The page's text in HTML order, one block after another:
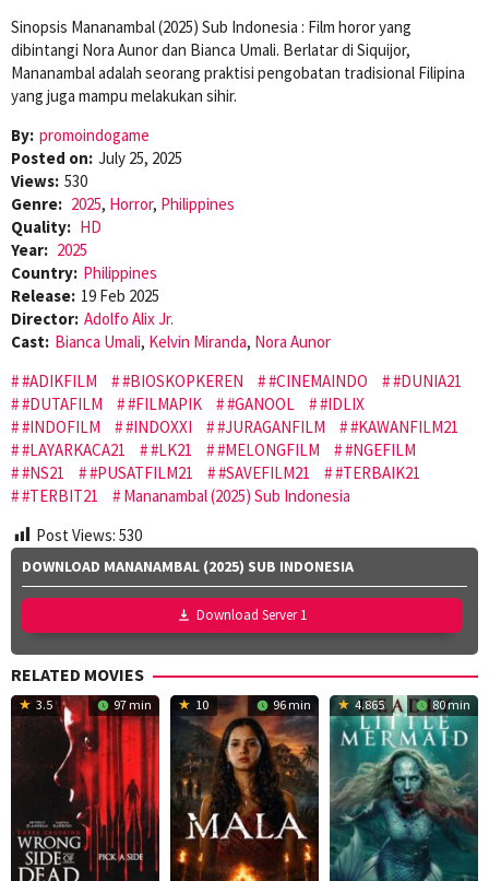
Sinopsis Mananambal (2025) Sub Indonesia : Film horor yang
dibintangi Nora Aunor dan Bianca Umali. Berlatar di Siquijor,
Mananambal adalah seorang praktisi pengobatan tradisional Filipina
yang juga mampu melakukan sihir.
By: promoindogame
Posted on: July 25, 2025
Views: 530
Genre: 2025, Horror, Philippines
Quality: HD
Year: 2025
Country: Philippines
Release: 19 Feb 2025
Director: Adolfo Alix Jr.
Cast: Bianca Umali, Kelvin Miranda, Nora Aunor
#ADIKFILM
#BIOSKOPKEREN #CINEMAINDO
#DUNIA21
#DUTAFILM
#FILMAPIK #GANOOL
#IDLIX
#INDOFILM
#INDOXXI #JURAGANFILM
#KAWANFILM21
#LAYARKACA21
#LK21 #MELONGFILM
#NGEFILM
#NS21
#PUSATFILM21 #SAVEFILM21
#TERBAIK21
#TERBIT21
Mananambal (2025) Sub Indonesia
Post Views: 530
DOWNLOAD MANANAMBAL (2025) SUB INDONESIA
Download Server 1
RELATED MOVIES
3.5 97 min 10 96 min 4.865 80 min